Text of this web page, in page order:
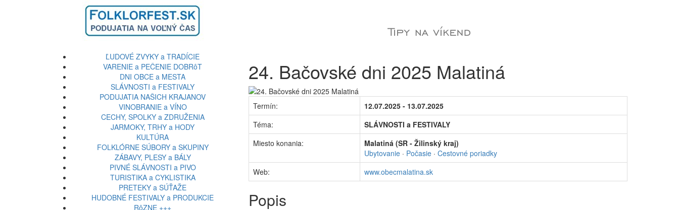
ĽUDOVÉ ZVYKY a TRADÍCIE
VARENIE a PEČENIE DOBRôT
DNI OBCE a MESTA
SLÁVNOSTI a FESTIVALY
PODUJATIA NAŠICH KRAJANOV
VINOBRANIE a VÍNO
CECHY, SPOLKY a ZDRUŽENIA
JARMOKY, TRHY a HODY
KULTÚRA
FOLKLÓRNE SÚBORY a SKUPINY
ZÁBAVY, PLESY a BÁLY
PIVNÉ SLÁVNOSTI a PIVO
TURISTIKA a CYKLISTIKA
PRETEKY a SÚŤAŽE
HUDOBNÉ FESTIVALY a PRODUKCIE
RôZNE +++
24. Bačovské dni 2025 Malatiná
Termín:
12.07.2025 - 13.07.2025
Téma:
SLÁVNOSTI a FESTIVALY
Miesto konania:
Malatiná (SR - Žilinský kraj)
Ubytovanie · Počasie · Cestovné poriadky
Web:
www.obecmalatina.sk
Popis